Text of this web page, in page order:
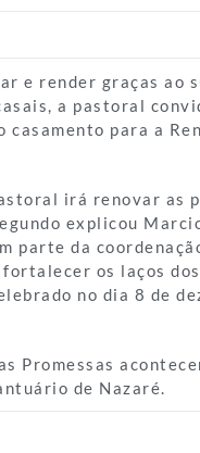
e render graças ao
a pastoral
para a
irá renovar as
explicou
parte da
os laços
no dia 8 de
Promessas
de Nazaré.